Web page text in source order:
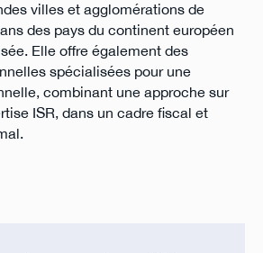
villes et agglomérations de
des pays du continent européen
Elle offre également des
spécialisées pour une
combinant une approche sur
ISR, dans un cadre fiscal et